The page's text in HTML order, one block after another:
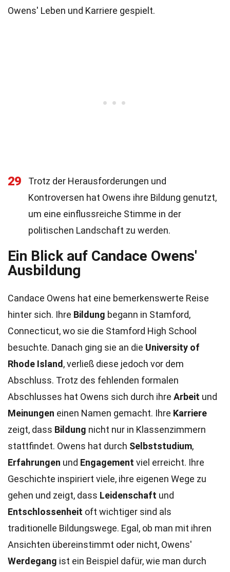
Owens' Leben und Karriere gespielt.
29
Trotz der Herausforderungen und
Kontroversen hat Owens ihre Bildung genutzt,
um eine einflussreiche Stimme in der
politischen Landschaft zu werden.
Ein Blick auf Candace Owens'
Ausbildung
Candace Owens hat eine bemerkenswerte Reise
hinter sich. Ihre Bildung begann in Stamford,
Connecticut, wo sie die Stamford High School
besuchte. Danach ging sie an die University of
Rhode Island , verließ diese jedoch vor dem
Abschluss. Trotz des fehlenden formalen
Abschlusses hat Owens sich durch ihre Arbeit und
Meinungen einen Namen gemacht. Ihre Karriere
zeigt, dass Bildung nicht nur in Klassenzimmern
stattfindet. Owens hat durch Selbststudium,
Erfahrungen und Engagement viel erreicht. Ihre
Geschichte inspiriert viele, ihre eigenen Wege zu
gehen und zeigt, dass Leidenschaft und
Entschlossenheit oft wichtiger sind als
traditionelle Bildungswege. Egal, ob man mit ihren
Ansichten übereinstimmt oder nicht, Owens'
Werdegang ist ein Beispiel dafür, wie man durch